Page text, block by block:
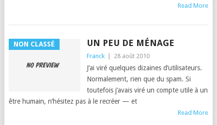
Read More
NON CLASSÉ UN PEU DE MÉNAGE
Franck 28 août 2010
J’ai viré quelques dizaines d’u­til­isa­teurs.
Nor­male­ment, rien que du spam. Si
toute­fois j’avais viré un compte utile à un
être humain, n’hésitez pas à le recréer — et
Read More